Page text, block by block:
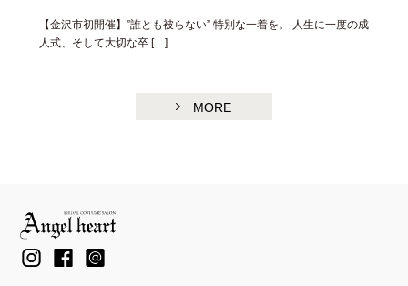
【金沢市初開催】”誰とも被らない” 特別な一着を。 人生に一度の成
人式、そして大切な卒 […]
MORE